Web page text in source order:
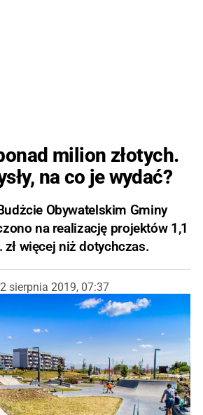
milion złotych.
na co je wydać?
Obywatelskim Gminy
na realizację projektów 1,1
zł więcej niż dotychczas.
2 sierpnia 2019, 07:37